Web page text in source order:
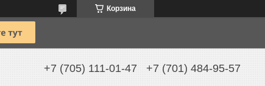
Корзина
+7 (705) 111-01-47 +7 (701) 484-95-57